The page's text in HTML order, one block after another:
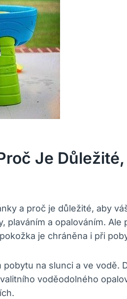
Je
a proč je důležité, aby
a opalováním.
je chráněna i při
na slunci a ve vodě.
voděodolného